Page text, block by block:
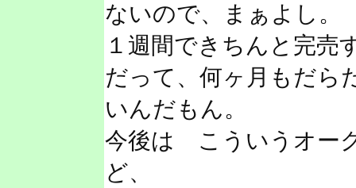
ないので、まぁよし。
１週間できちんと完売
だって、何ヶ月もだら
いんだもん。
今後は こういうオー
ど、